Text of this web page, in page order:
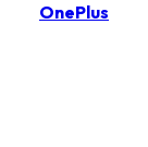
OnePlus